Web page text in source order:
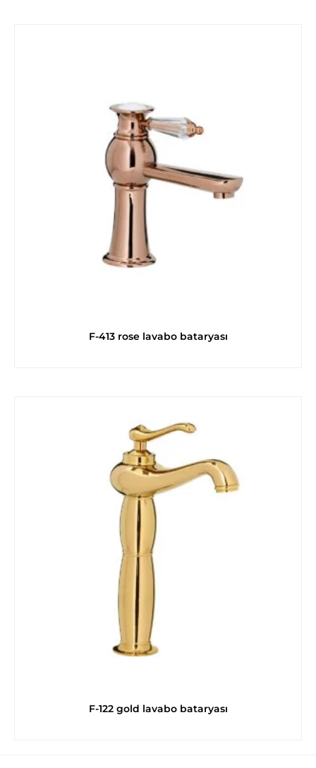
F-413 rose lavabo bataryası
F-122 gold lavabo bataryası